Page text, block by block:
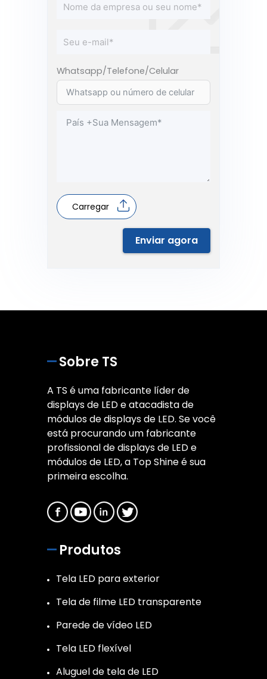
Whatsapp/Telefone/Celular
Carregar
Enviar agora
Sobre TS
A TS é uma fabricante líder de
displays de LED e atacadista de
módulos de displays de LED. Se você
está procurando um fabricante
profissional de displays de LED e
módulos de LED, a Top Shine é sua
primeira escolha.
Produtos
Tela LED para exterior
Tela de filme LED transparente
Parede de vídeo LED
Tela LED flexível
Aluguel de tela de LED